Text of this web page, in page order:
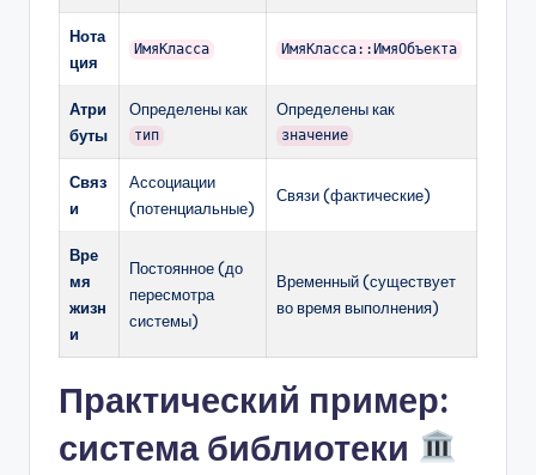
Нота
ция
ИмяКласса ИмяКласса::ИмяОбъекта
Атри
буты
Определены как
тип
Определены как
значение
Связ
и
Ассоциации
(потенциальные)
Связи (фактические)
Вре
мя
жизн
и
Постоянное (до
пересмотра
системы)
Временный (существует
во время выполнения)
Практический пример:
система библиотеки